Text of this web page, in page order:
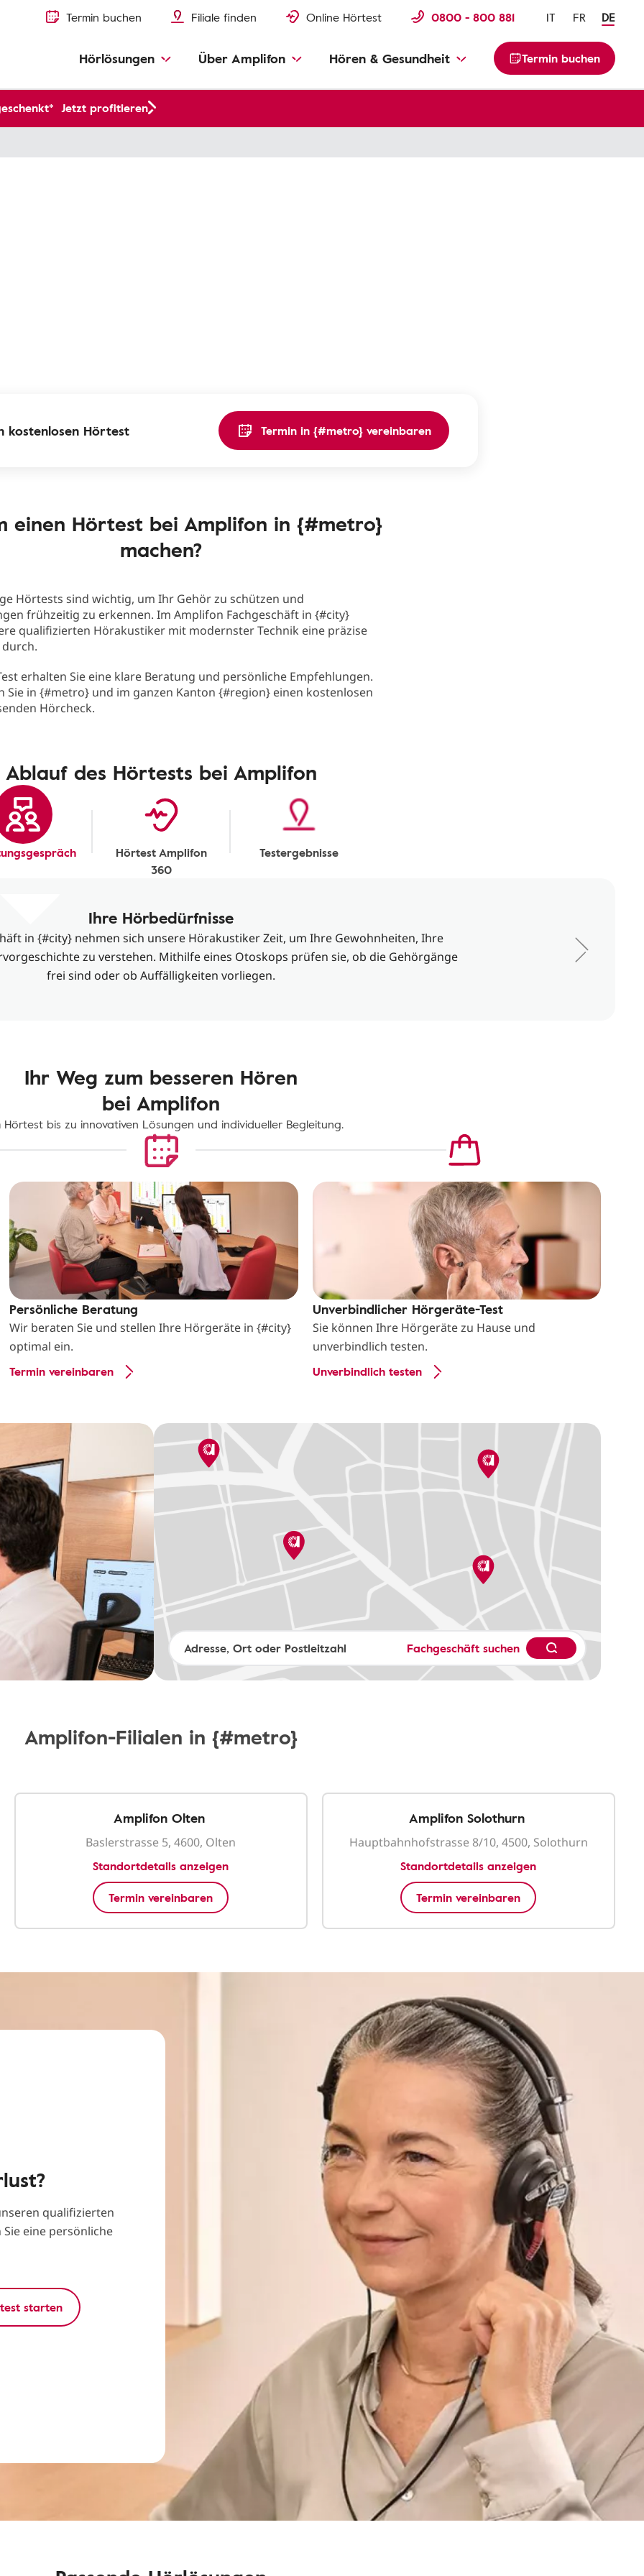
Termin buchen Filiale finden Online Hörtest 0800 - 800 881 IT FR DE
Hörlösungen Über Amplifon Hören & Gesundheit Termin buchen
Jetzt profitieren
kostenlosen Hörtest Termin in {#metro} vereinbaren
einen Hörtest bei Amplifon in {#metro}
machen?
Hörtests sind wichtig, um Ihr Gehör zu schützen und
frühzeitig zu erkennen. Im Amplifon Fachgeschäft in {#city}
qualifizierten Hörakustiker mit modernster Technik eine präzise
erhalten Sie eine klare Beratung und persönliche Empfehlungen.
Sie in {#metro} und im ganzen Kanton {#region} einen kostenlosen
Hörcheck.
Ablauf des Hörtests bei Amplifon
Hörtest Amplifon
360
Testergebnisse
Ihre Hörbedürfnisse
in {#city} nehmen sich unsere Hörakustiker Zeit, um Ihre Gewohnheiten, Ihre
zu verstehen. Mithilfe eines Otoskops prüfen sie, ob die Gehörgänge
frei sind oder ob Auffälligkeiten vorliegen.
Ihr Weg zum besseren Hören
bei Amplifon
Hörtest bis zu innovativen Lösungen und individueller Begleitung.
Persönliche Beratung
Wir beraten Sie und stellen Ihre Hörgeräte in {#city}
optimal ein.
Termin vereinbaren
Unverbindlicher Hörgeräte-Test
Sie können Ihre Hörgeräte zu Hause und
unverbindlich testen.
Unverbindlich testen
Fachgeschäft suchen
Amplifon-Filialen in {#metro}
Amplifon Olten
Baslerstrasse 5, 4600, Olten
Standortdetails anzeigen
Termin vereinbaren
Amplifon Solothurn
Hauptbahnhofstrasse 8/10, 4500, Solothurn
Standortdetails anzeigen
Termin vereinbaren
qualifizierten
eine persönliche
starten